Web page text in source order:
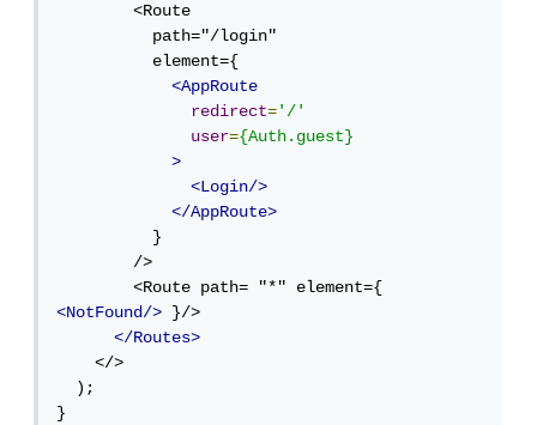
        <Route
          path="/login"
          element={
<AppRoute
redirect='/'
user={Auth.guest}
>
<Login/>
</AppRoute>
          }
        />
<NotFound/> }/>
</Routes>
    </>
  );
}